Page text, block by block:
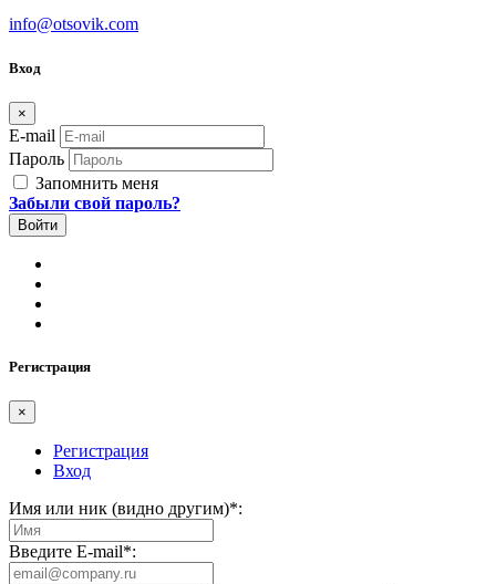
info@otsovik.com
Вход
×
E-mail
Пароль
Запомнить меня
Забыли свой пароль?
Регистрация
×
Регистрация
Вход
Имя или ник (видно другим)*:
Введите E-mail*: